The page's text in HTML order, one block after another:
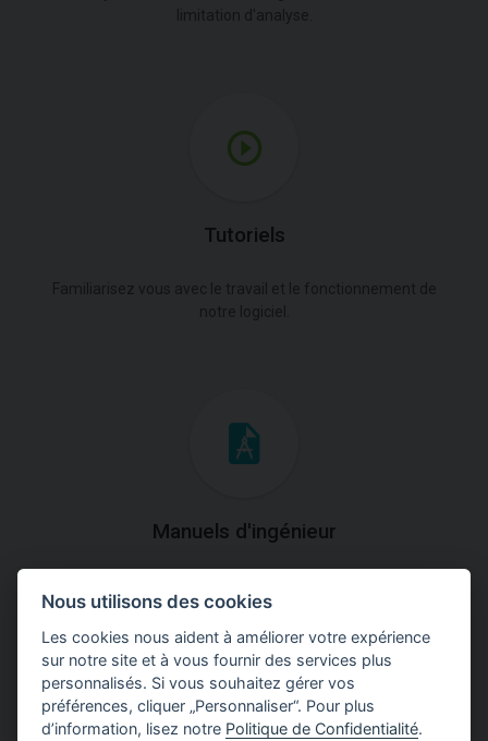
Tutoriels
Manuels d'ingénieur
théoriques et pratiques du fonctionnement des
programmes.
Nous utilisons des cookies
Les cookies nous aident à améliorer votre expérience
sur notre site et à vous fournir des services plus
personnalisés. Si vous souhaitez gérer vos
préférences, cliquer „Personnaliser“. Pour plus
d’information, lisez notre Politique de Confidentialité.